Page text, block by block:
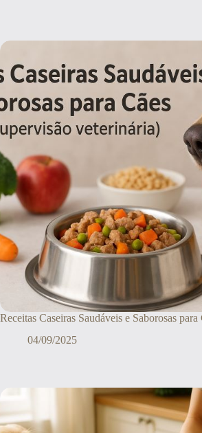
Receitas Caseiras Saudáveis e Saborosas para
04/09/2025